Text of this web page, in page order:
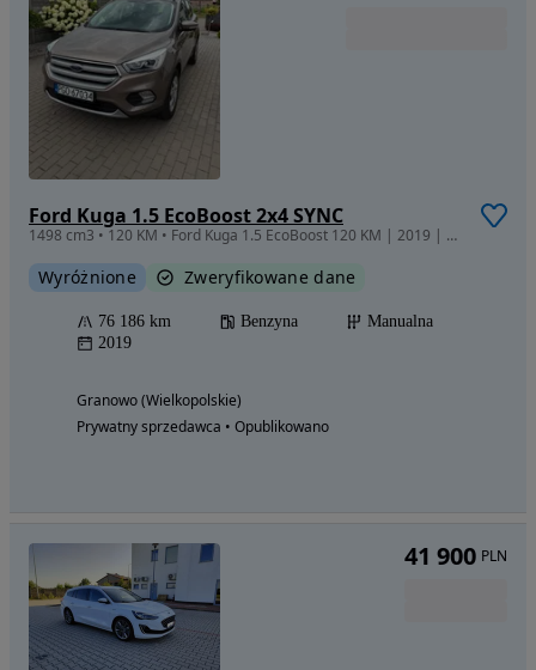
Ford Kuga 1.5 EcoBoost 2x4 SYNC
1498 cm3 • 120 KM • Ford Kuga 1.5 EcoBoost 120 KM | 2019 | 76 183 km | Benzyna
Wyróżnione Zweryfikowane dane
76 186 km Benzyna
Manualna
2019
Granowo (Wielkopolskie)
Prywatny sprzedawca • Opublikowano
41 900 PLN